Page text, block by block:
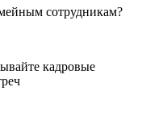
сотрудникам?
кадровые